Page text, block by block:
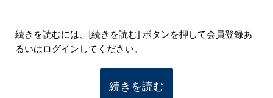
続きを読むには、[続きを読む] ボタンを押して会員登録あ
るいはログインしてください。
続きを読む